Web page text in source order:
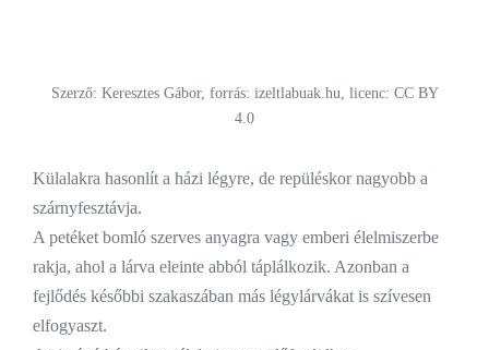
Szerző: Keresztes Gábor, forrás: izeltlabuak.hu, licenc: CC BY
4.0
Külalakra hasonlít a házi légyre, de repüléskor nagyobb a
szárnyfesztávja.
A petéket bomló szerves anyagra vagy emberi élelmiszerbe
rakja, ahol a lárva eleinte abból táplálkozik. Azonban a
fejlődés későbbi szakaszában más légylárvákat is szívesen
elfogyaszt.